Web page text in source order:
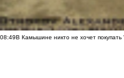
08:49В Камышине никто не хочет